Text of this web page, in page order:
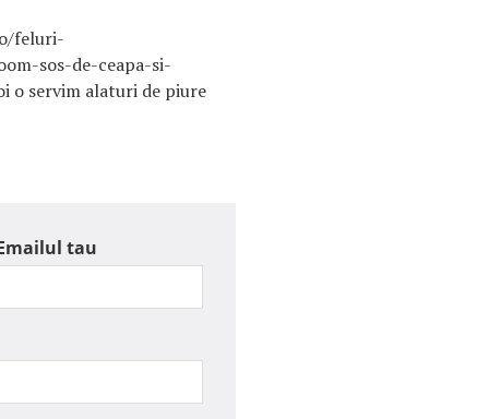
feluri-
sos-de-ceapa-si-
o servim alaturi de piure
tau